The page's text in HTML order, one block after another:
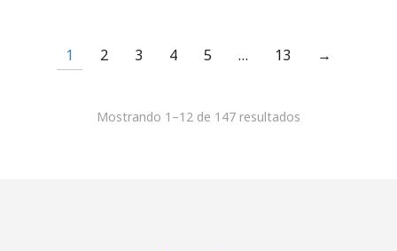
1 2 3 4 5 … 13 →
Mostrando 1–12 de 147 resultados